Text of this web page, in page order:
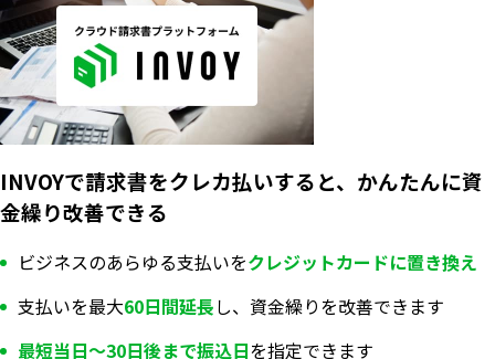
INVOYで請求書をクレカ払いすると、かんたんに資
金繰り改善できる
ビジネスのあらゆる支払いをクレジットカードに置き換え
支払いを最大60日間延長し、資金繰りを改善できます
最短当日〜30日後まで振込日を指定できます